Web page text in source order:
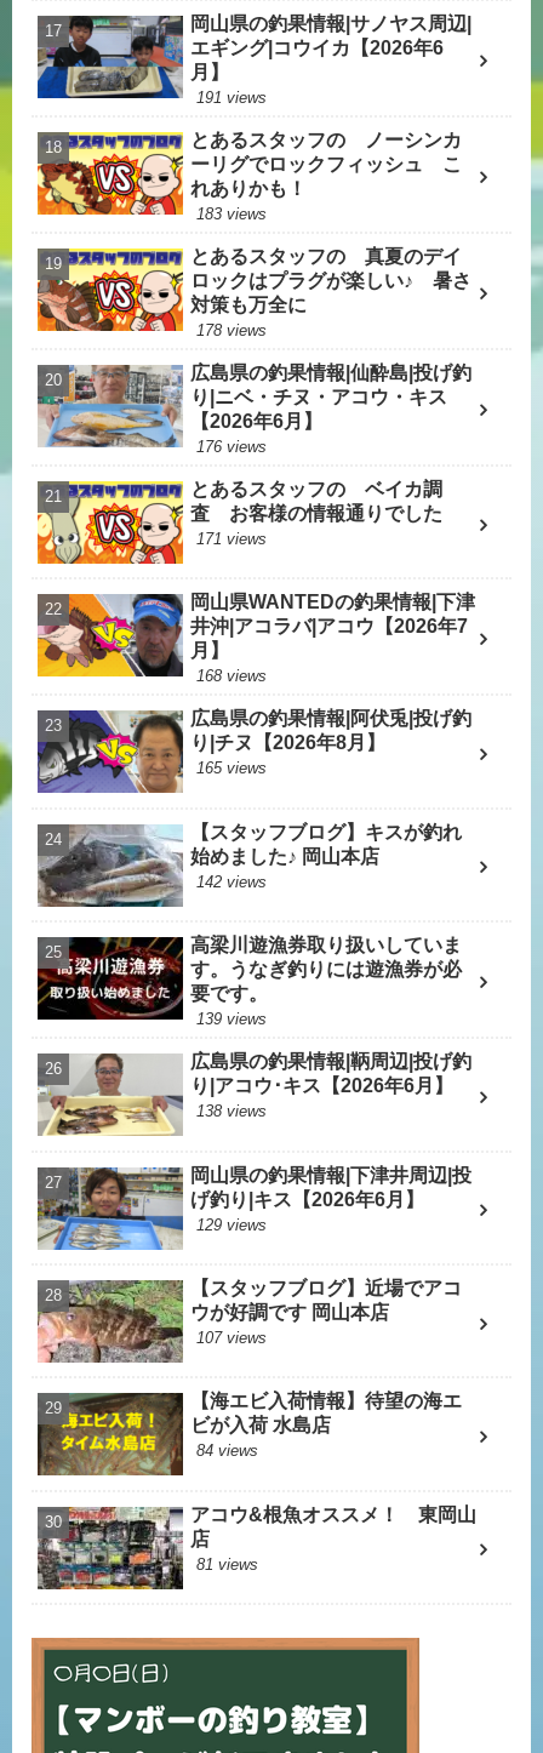
岡山県の釣果情報|サノヤス周辺|
エギング|コウイカ【2026年6
月】
191 views
とあるスタッフの ノーシンカ
ーリグでロックフィッシュ こ
れありかも！
183 views
とあるスタッフの 真夏のデイ
ロックはプラグが楽しい♪ 暑さ
対策も万全に
178 views
広島県の釣果情報|仙酔島|投げ釣
り|ニベ・チヌ・アコウ・キス
【2026年6月】
176 views
とあるスタッフの ベイカ調
査 お客様の情報通りでした
171 views
岡山県WANTEDの釣果情報|下津
井沖|アコラバ|アコウ【2026年7
月】
168 views
広島県の釣果情報|阿伏兎|投げ釣
り|チヌ【2026年8月】
165 views
【スタッフブログ】キスが釣れ
始めました♪ 岡山本店
142 views
高梁川遊漁券取り扱いしていま
す。うなぎ釣りには遊漁券が必
要です。
139 views
広島県の釣果情報|鞆周辺|投げ釣
り|アコウ･キス【2026年6月】
138 views
岡山県の釣果情報|下津井周辺|投
げ釣り|キス【2026年6月】
129 views
【スタッフブログ】近場でアコ
ウが好調です 岡山本店
107 views
【海エビ入荷情報】待望の海エ
ビが入荷 水島店
84 views
アコウ&根魚オススメ！ 東岡山
店
81 views